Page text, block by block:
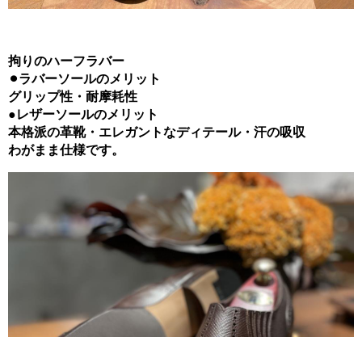
拘りのハーフラバー
⚫︎ラバーソールのメリット
グリップ性・耐摩耗性
●レザーソールのメリット
本格派の革靴・エレガントなディテール・汗の吸収
わがまま仕様です。